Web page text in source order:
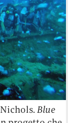
Nichols.Blue